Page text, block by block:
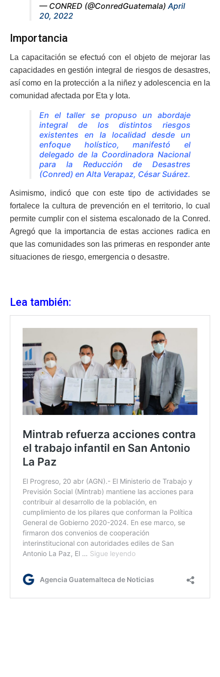
— CONRED (@ConredGuatemala) April
20, 2022
Importancia
La capacitación se efectuó con el objeto de mejorar las
capacidades en gestión integral de riesgos de desastres,
así como en la protección a la niñez y adolescencia en la
comunidad afectada por Eta y Iota.
En el taller se propuso un abordaje
integral de los distintos riesgos
existentes en la localidad desde un
enfoque holístico, manifestó el
delegado de la Coordinadora Nacional
para la Reducción de Desastres
(Conred) en Alta Verapaz, César Suárez.
Asimismo, indicó que con este tipo de actividades se
fortalece la cultura de prevención en el territorio, lo cual
permite cumplir con el sistema escalonado de la Conred.
Agregó que la importancia de estas acciones radica en
que las comunidades son las primeras en responder ante
situaciones de riesgo, emergencia o desastre.
Lea también: